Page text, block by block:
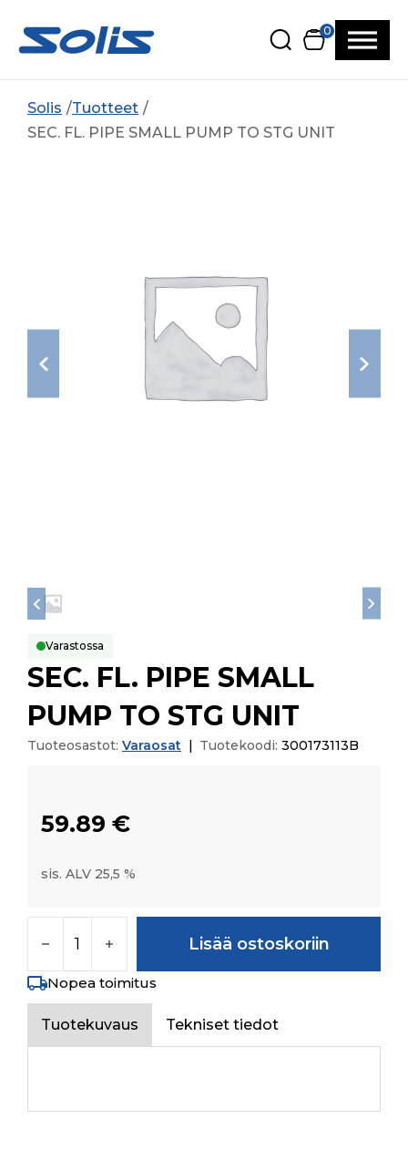
0
Solis
Tuotteet
SEC. FL. PIPE SMALL PUMP TO STG UNIT
Varastossa
SEC. FL. PIPE SMALL
PUMP TO STG UNIT
Tuoteosastot: Varaosat Tuotekoodi: 300173113B
59.89 €
sis. ALV 25,5 %
Lisää ostoskoriin
Nopea toimitus
Tuotekuvaus Tekniset tiedot